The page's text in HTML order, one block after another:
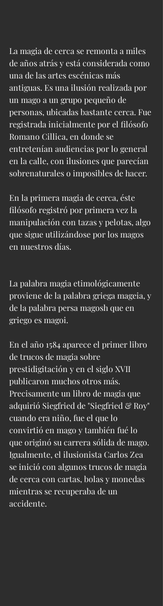
La magia de cerca se remonta a miles
de años atrás y está considerada como
una de las artes escénicas más
antiguas. Es una ilusión realizada por
un mago a un grupo pequeño de
personas, ubicadas bastante cerca. Fue
registrada inicialmente por el filósofo
Romano Cillica, en donde se
entretenían audiencias por lo general
en la calle, con ilusiones que parecían
sobrenaturales o imposibles de hacer.
En la primera magia de cerca, éste
filósofo registró por primera vez la
manipulación con tazas y pelotas, algo
que sigue utilizándose por los magos
en nuestros días.
La palabra magia etimológicamente
proviene de la palabra griega mageia, y
de la palabra persa magosh que en
griego es magoi.
En el año 1584 aparece el primer libro
de trucos de magia sobre
prestidigitación y en el siglo XVII
publicaron muchos otros más.
Precisamente un libro de magia que
adquirió Siegfried de "Siegfried & Roy"
cuando era niño, fue el que lo
convirtió en mago y también fué lo
que originó su carrera sólida de mago.
Igualmente, el ilusionista Carlos Zea
se inició con algunos trucos de magia
de cerca con cartas, bolas y monedas
mientras se recuperaba de un
accidente.